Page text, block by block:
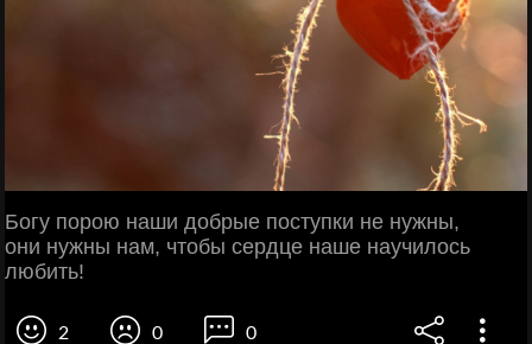
Богу порою наши добрые поступки не нужны,
они нужны нам, чтобы сердце наше научилось
любить!
2 0 0